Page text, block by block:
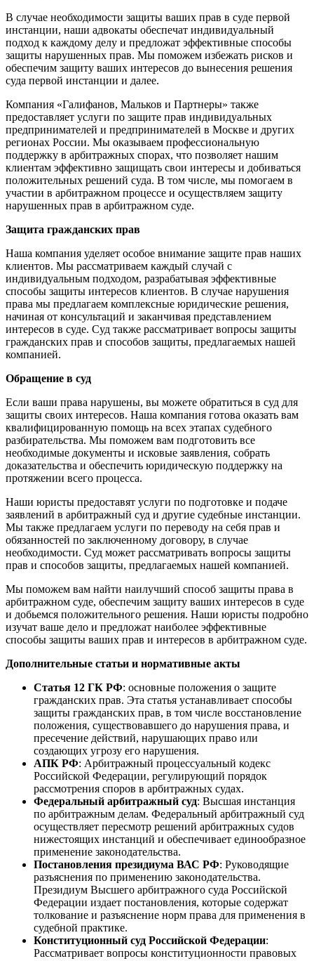
В случае необходимости защиты ваших прав в суде первой
инстанции, наши адвокаты обеспечат индивидуальный
подход к каждому делу и предложат эффективные способы
защиты нарушенных прав. Мы поможем избежать рисков и
обеспечим защиту ваших интересов до вынесения решения
суда первой инстанции и далее.
Компания «Галифанов, Мальков и Партнеры» также
предоставляет услуги по защите прав индивидуальных
предпринимателей и предпринимателей в Москве и других
регионах России. Мы оказываем профессиональную
поддержку в арбитражных спорах, что позволяет нашим
клиентам эффективно защищать свои интересы и добиваться
положительных решений суда. В том числе, мы помогаем в
участии в арбитражном процессе и осуществляем защиту
нарушенных прав в арбитражном суде.
Защита гражданских прав
Наша компания уделяет особое внимание защите прав наших
клиентов. Мы рассматриваем каждый случай с
индивидуальным подходом, разрабатывая эффективные
способы защиты интересов клиентов. В случае нарушения
права мы предлагаем комплексные юридические решения,
начиная от консультаций и заканчивая представлением
интересов в суде. Суд также рассматривает вопросы защиты
гражданских прав и способов защиты, предлагаемых нашей
компанией.
Обращение в суд
Если ваши права нарушены, вы можете обратиться в суд для
защиты своих интересов. Наша компания готова оказать вам
квалифицированную помощь на всех этапах судебного
разбирательства. Мы поможем вам подготовить все
необходимые документы и исковые заявления, собрать
доказательства и обеспечить юридическую поддержку на
протяжении всего процесса.
Наши юристы предоставят услуги по подготовке и подаче
заявлений в арбитражный суд и другие судебные инстанции.
Мы также предлагаем услуги по переводу на себя прав и
обязанностей по заключенному договору, в случае
необходимости. Суд может рассматривать вопросы защиты
прав и способов защиты, предлагаемых нашей компанией.
Мы поможем вам найти наилучший способ защиты права в
арбитражном суде, обеспечим защиту ваших интересов в суде
и добьемся положительного решения. Наши юристы подробно
изучат ваше дело и предложат наиболее эффективные
способы защиты ваших прав и интересов в арбитражном суде.
Дополнительные статьи и нормативные акты
Статья 12 ГК РФ: основные положения о защите
гражданских прав. Эта статья устанавливает способы
защиты гражданских прав, в том числе восстановление
положения, существовавшего до нарушения права, и
пресечение действий, нарушающих право или
создающих угрозу его нарушения.
АПК РФ: Арбитражный процессуальный кодекс
Российской Федерации, регулирующий порядок
рассмотрения споров в арбитражных судах.
Федеральный арбитражный суд: Высшая инстанция
по арбитражным делам. Федеральный арбитражный суд
осуществляет пересмотр решений арбитражных судов
нижестоящих инстанций и обеспечивает единообразное
применение законодательства.
Постановления президиума ВАС РФ: Руководящие
разъяснения по применению законодательства.
Президиум Высшего арбитражного суда Российской
Федерации издает постановления, которые содержат
толкование и разъяснение норм права для применения в
судебной практике.
Конституционный суд Российской Федерации:
Рассматривает вопросы конституционности правовых